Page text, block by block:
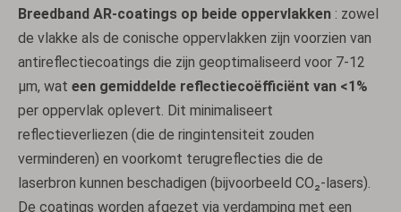
Breedband AR-coatings op beide oppervlakken : zowel
de vlakke als de conische oppervlakken zijn voorzien van
antireflectiecoatings die zijn geoptimaliseerd voor 7-12
µm, wat een gemiddelde reflectiecoëfficiënt van <1%
per oppervlak oplevert. Dit minimaliseert
reflectieverliezen (die de ringintensiteit zouden
verminderen) en voorkomt terugreflecties die de
laserbron kunnen beschadigen (bijvoorbeeld CO₂-lasers).
De coatings worden afgezet via verdamping met een